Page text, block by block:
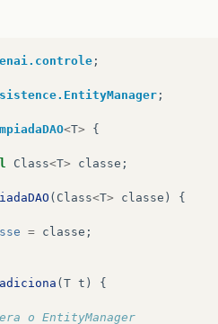
setMembro String
getIdCompetidor
idCompetidor
getIdade
;
;
<T> {
Class<T> classe ;
( Class<T> classe ) {
= classe ;
adiciona (T t ) {
o EntityManager